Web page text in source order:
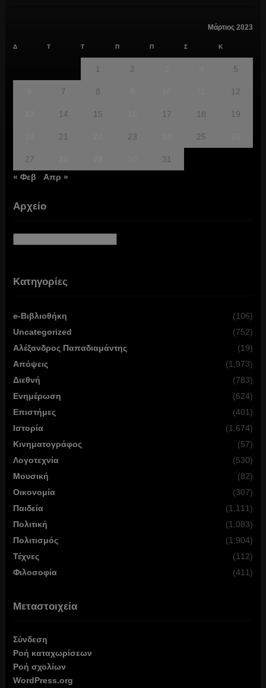
Μάρτιος 2023
Δ Τ Τ Π Π Σ Κ
1 2 5
7 8 12
14 15 17 18 19
21 23 25
27
31
« Φεβ
Απρ »
Αρχείο
Κατηγορίες
e-Βιβλιοθήκη
(106)
Uncategorized
(752)
Αλέξανδρος Παπαδιαμάντης
(19)
Απόψεις
(1,973)
Διεθνή
(783)
Ενημέρωση
(624)
Επιστήμες
(401)
Ιστορία
(1,674)
Κινηματογράφος
(57)
Λογοτεχνία
(530)
Μουσική
(82)
Οικονομία
(307)
Παιδεία
(1,111)
Πολιτική
(1,083)
Πολιτισμός
(1,904)
Τέχνες
(112)
Φιλοσοφία
(411)
Μεταστοιχεία
Σύνδεση
Ροή καταχωρίσεων
Ροή σχολίων
WordPress.org